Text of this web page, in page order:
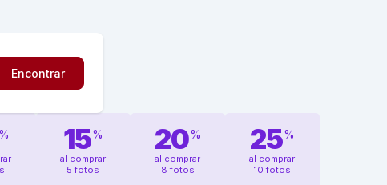
Encontrar
% 15%
al comprar
5 fotos
20%
al comprar
8 fotos
25%
al comprar
10 fotos